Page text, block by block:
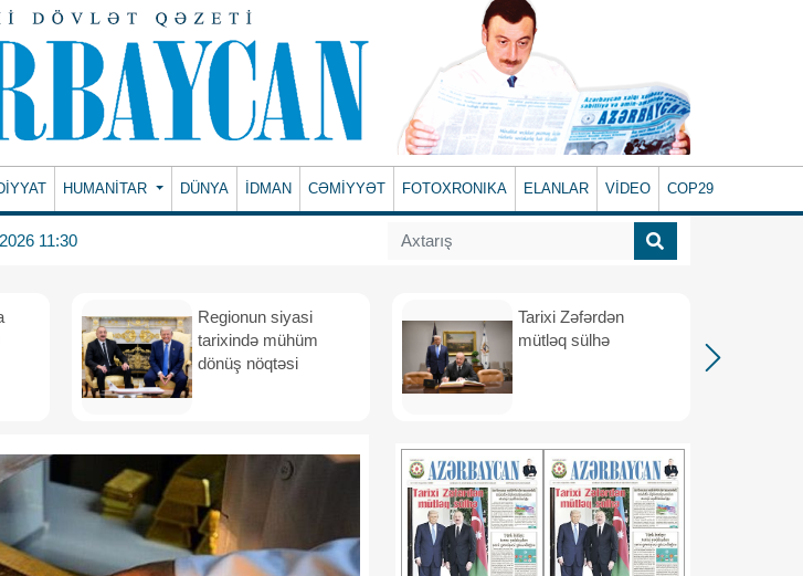
HUMANITAR DÜNYA İDMAN CƏMİYYƏT FOTOXRONIKA ELANLAR VİDEO COP29
11:30
Regionun siyasi
tarixində mühüm
dönüş nöqtəsi
Tarixi Zəfərdən
mütləq sülhə